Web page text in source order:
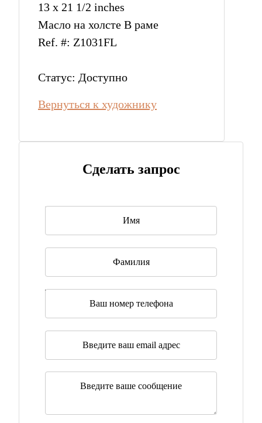
13 x 21 1/2 inches
Масло на холсте В раме
Ref. #: Z1031FL
Статус: Доступно
Вернуться к художнику
Сделать запрос
Имя*
Фамилия
Телефон
Эл. почта*
Сообщение